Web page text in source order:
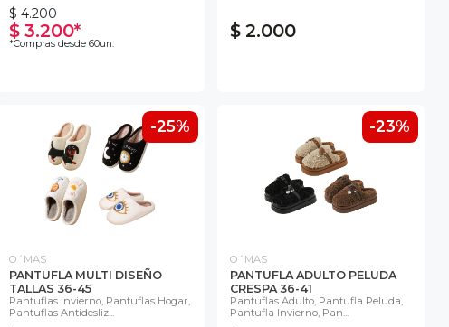
$ 4.200
$ 3.200*
*Compras desde 60un.
$ 2.000
-25%
O´MAS
PANTUFLA MULTI DISEÑO
TALLAS 36-45
Pantuflas Invierno, Pantuflas Hogar,
Pantuflas Antidesliz...
-23%
O´MAS
PANTUFLA ADULTO PELUDA
CRESPA 36-41
Pantuflas Adulto, Pantufla Peluda,
Pantufla Invierno, Pan...